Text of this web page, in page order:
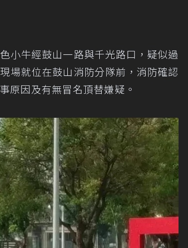
小牛經鼓山一路與千光路口，疑似過
場就位在鼓山消防分隊前，消防確認
原因及有無冒名頂替嫌疑。